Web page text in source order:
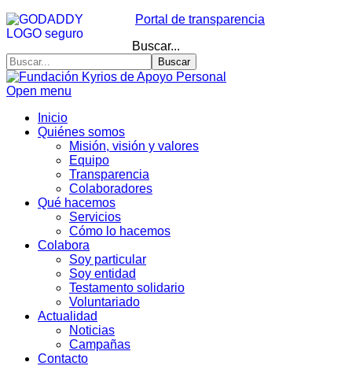
Portal de transparencia
Buscar...
Buscar
Open menu
Inicio
Quiénes somos
Misión, visión y valores
Equipo
Transparencia
Colaboradores
Qué hacemos
Servicios
Cómo lo hacemos
Colabora
Soy particular
Soy entidad
Testamento solidario
Voluntariado
Actualidad
Noticias
Campañas
Contacto